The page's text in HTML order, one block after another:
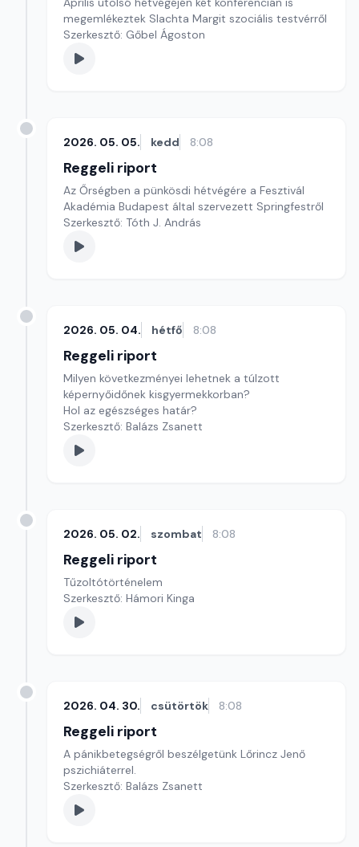
megemlékeztek Slachta Margit szociális testvérről
Szerkesztő: Gőbel Ágoston
2026. 05. 05. kedd 8:08
Reggeli riport
Az Őrségben a pünkösdi hétvégére a Fesztivál
Akadémia Budapest által szervezett Springfestről
Szerkesztő: Tóth J. András
2026. 05. 04. hétfő 8:08
Reggeli riport
Milyen következményei lehetnek a túlzott
képernyőidőnek kisgyermekkorban?
Hol az egészséges határ?
Szerkesztő: Balázs Zsanett
2026. 05. 02. szombat 8:08
Reggeli riport
Tűzoltótörténelem
Szerkesztő: Hámori Kinga
2026. 04. 30. csütörtök 8:08
Reggeli riport
A pánikbetegségről beszélgetünk Lőrincz Jenő
pszichiáterrel.
Szerkesztő: Balázs Zsanett